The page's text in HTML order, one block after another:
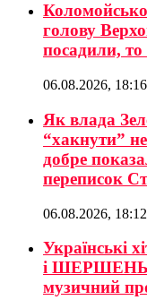
голову
посадили, то
06.08.2026, 18:16
Як влада
“хакнути”
добре
переписок
06.08.2026, 18:12
Українські
і ШЕРШЕНЬ
музичний